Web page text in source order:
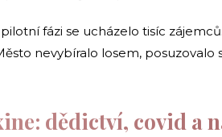
fázi se ucházelo tisíc
nevybíralo losem,
dědictví, covid a